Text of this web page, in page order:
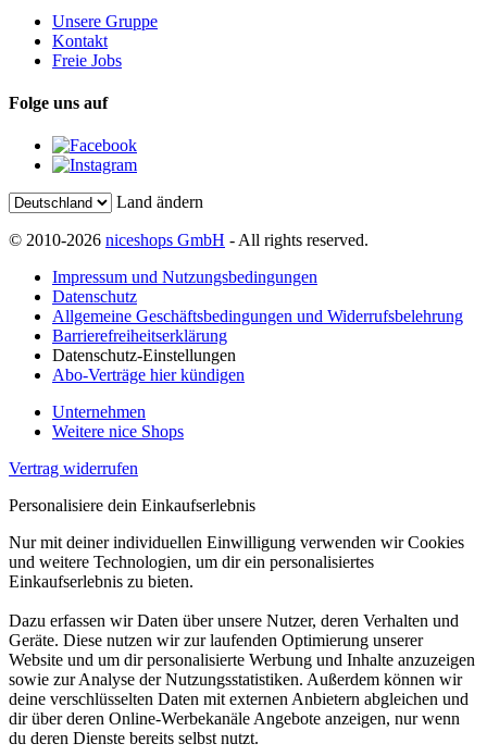
Unsere Gruppe
Kontakt
Freie Jobs
Folge uns auf
Land ändern
© 2010-2026 niceshops GmbH - All rights reserved.
Impressum und Nutzungsbedingungen
Datenschutz
Allgemeine Geschäftsbedingungen und Widerrufsbelehrung
Barrierefreiheitserklärung
Datenschutz-Einstellungen
Abo-Verträge hier kündigen
Unternehmen
Weitere nice Shops
Vertrag widerrufen
Personalisiere dein Einkaufserlebnis
Nur mit deiner individuellen Einwilligung verwenden wir Cookies
und weitere Technologien, um dir ein personalisiertes
Einkaufserlebnis zu bieten.
Dazu erfassen wir Daten über unsere Nutzer, deren Verhalten und
Geräte. Diese nutzen wir zur laufenden Optimierung unserer
Website und um dir personalisierte Werbung und Inhalte anzuzeigen
sowie zur Analyse der Nutzungsstatistiken. Außerdem können wir
deine verschlüsselten Daten mit externen Anbietern abgleichen und
dir über deren Online-Werbekanäle Angebote anzeigen, nur wenn
du deren Dienste bereits selbst nutzt.